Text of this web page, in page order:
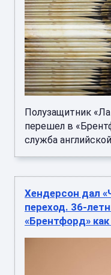
Полузащитник
перешел в
служба
Хендерсон дал
переход. 36-
«Брентфорд»